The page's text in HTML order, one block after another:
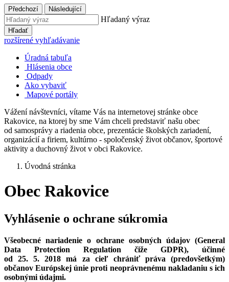
Předchozí Následující
Hľadaný výraz
Hľadať
rozšírené vyhľadávanie
Úradná tabuľa
Hlásenia obce
Odpady
Ako vybaviť
Mapové portály
Vážení návštevníci, vítame Vás na internetovej stránke obce
Rakovice, na ktorej by sme Vám chceli predstaviť našu obec
od samosprávy a riadenia obce, prezentácie školských zariadení,
organizácií a firiem, kultúrno - spoločenský život občanov, športové
aktivity a duchovný život v obci Rakovice.
Úvodná stránka
Obec Rakovice
Vyhlásenie o ochrane súkromia
Všeobecné nariadenie o ochrane osobných údajov (General
Data Protection Regulation čiže GDPR), účinné
od 25. 5. 2018 má za cieľ chrániť práva (predovšetkým)
občanov Európskej únie proti neoprávnenému nakladaniu s ich
osobnými údajmi.